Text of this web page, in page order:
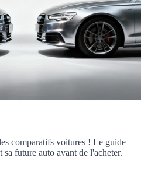
comparatifs voitures ! Le guide
future auto avant de l'acheter.